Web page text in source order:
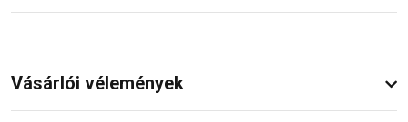
Vásárlói vélemények